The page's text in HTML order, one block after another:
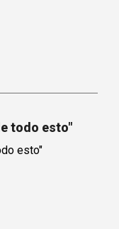
todo esto"